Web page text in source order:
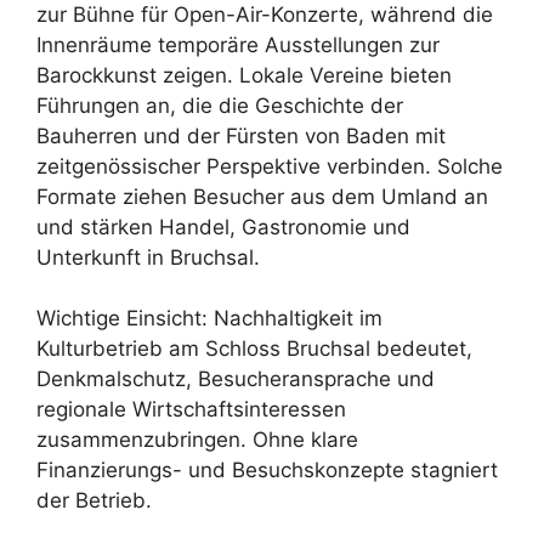
zur Bühne für Open-Air-Konzerte, während die
Innenräume temporäre Ausstellungen zur
Barockkunst zeigen. Lokale Vereine bieten
Führungen an, die die Geschichte der
Bauherren und der Fürsten von Baden mit
zeitgenössischer Perspektive verbinden. Solche
Formate ziehen Besucher aus dem Umland an
und stärken Handel, Gastronomie und
Unterkunft in Bruchsal.
Wichtige Einsicht: Nachhaltigkeit im
Kulturbetrieb am Schloss Bruchsal bedeutet,
Denkmalschutz, Besucheransprache und
regionale Wirtschaftsinteressen
zusammenzubringen. Ohne klare
Finanzierungs- und Besuchskonzepte stagniert
der Betrieb.